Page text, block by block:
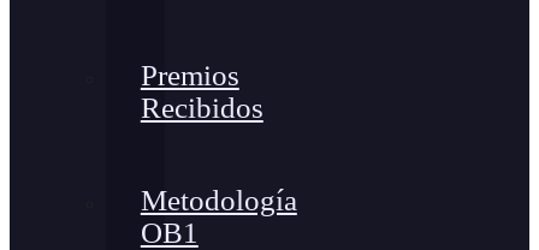
Premios
Recibidos
Metodología
OB1